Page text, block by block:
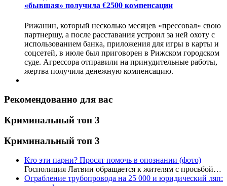
«бывшая» получила €2500 компенсации
Рижанин, который несколько месяцев «прессовал» свою
партнершу, а после расставания устроил за ней охоту с
использованием банка, приложения для игры в карты и
соцсетей, в июле был приговорен в Рижском городском
суде. Агрессора отправили на принудительные работы,
жертва получила денежную компенсацию.
Рекомендованно для вас
Криминальный топ 3
Криминальный топ 3
Кто эти парни? Просят помочь в опознании (фото)
Госполиция Латвии обращается к жителям с просьбой…
Ограбление трубопровода на 25 000 и юридический ляп: